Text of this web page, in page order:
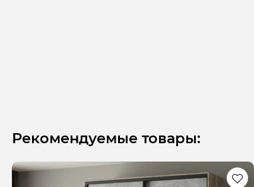
Рекомендуемые товары: